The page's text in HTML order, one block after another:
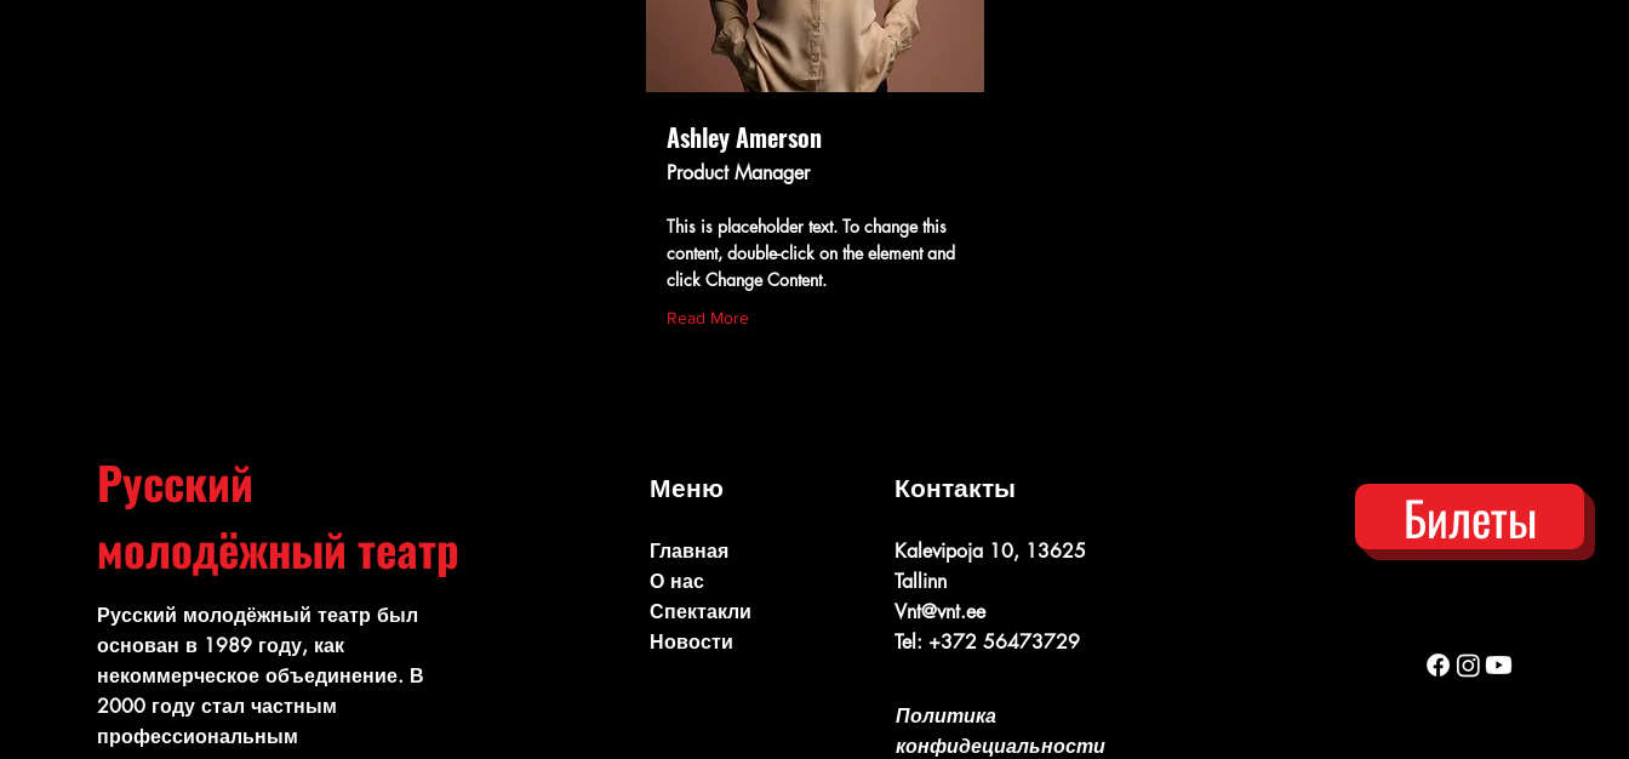
Ashley Amerson
Product Manager
This is placeholder text. To change this
content, double-click on the element and
click Change Content.
Read More
Русский
молодёжный театр
Русский молодёжный театр был
основан в 1989 году, как
некоммерческое объединение. В
2000 году стал частным
профессиональным
Меню
Главная
О нас
Спектакли
Новости
Контакты
Kalevipoja 10, 13625
Tallinn
Vnt@vnt.ee
Tel: +372 56473729
Политика
конфидециальности
Билеты